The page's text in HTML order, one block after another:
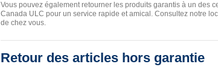
Vous pouvez également retourner les produits garantis à un des
Canada ULC pour un service rapide et amical. Consultez notre
de chez vous.
Retour des articles hors garantie